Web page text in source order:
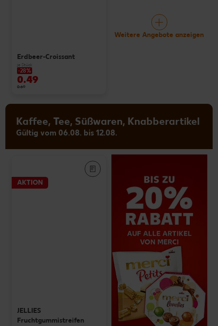
Erdbeer-Croissant
je Stück
-28%
0.49
0.69
Weitere Angebote anzeigen
Kaffee, Tee, Süßwaren, Knabberartikel
Gültig vom 06.08. bis 12.08.
AKTION
JELLIES
Fruchtgummistreifen